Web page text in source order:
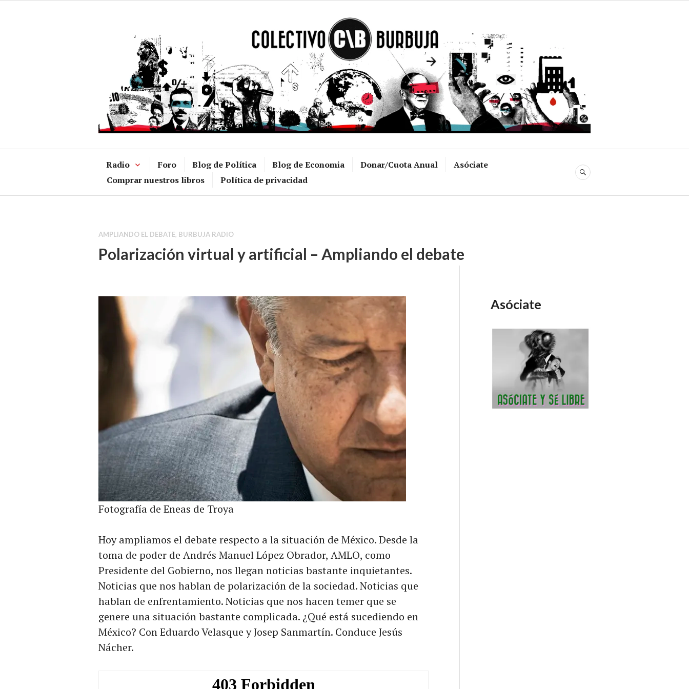
Radio Foro Blog de Política Blog de Economia Donar/Cuota Anual
Asóciate
Comprar nuestros libros
Política de privacidad
BUSCAR
AMPLIANDO EL DEBATE, BURBUJA RADIO
Polarización virtual y artificial – Ampliando el debate
Fotografía de Eneas de Troya
Hoy ampliamos el debate respecto a la situación de México. Desde la
toma de poder de Andrés Manuel López Obrador, AMLO, como
Presidente del Gobierno, nos llegan noticias bastante inquietantes.
Noticias que nos hablan de polarización de la sociedad. Noticias que
hablan de enfrentamiento. Noticias que nos hacen temer que se
genere una situación bastante complicada. ¿Qué está sucediendo en
México? Con Eduardo Velasque y Josep Sanmartín. Conduce Jesús
Nácher.
Asóciate